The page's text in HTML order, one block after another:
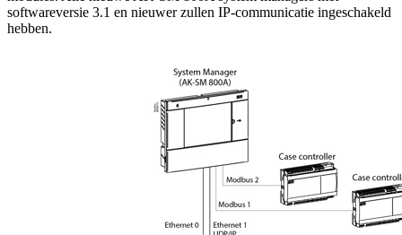
softwareversie 3.1 en nieuwer zullen IP-communicatie ingeschakeld
hebben.